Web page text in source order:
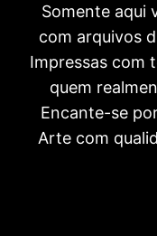
Somente aqui
com arquivos
Impressas com
quem
Encante-se
Arte com